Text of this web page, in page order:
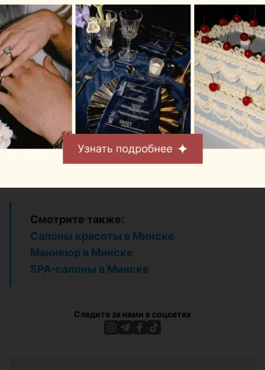
выкупам, тем лояльнее они будут к вам относиться
и обязательно во всем помогут.
Для полной подготовки к свадьбе ваших друзей
или близких вам нужно будет еще вооружиться
красивым поздравлением,оригинальными тостами
и, конечно же, отличнымподарком для молодожен.
Источники:
dvoe.by
Смотрите также:
Салоны красоты в Минске
Маникюр в Минске
SPA-салоны в Минске
Следите за нами в соцсетях